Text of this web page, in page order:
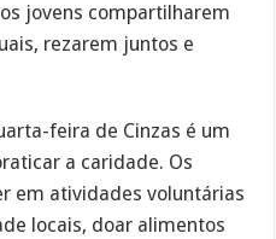
jovens compartilharem
rezarem juntos e
feira de Cinzas é um
a caridade. Os
em atividades voluntárias
locais, doar alimentos